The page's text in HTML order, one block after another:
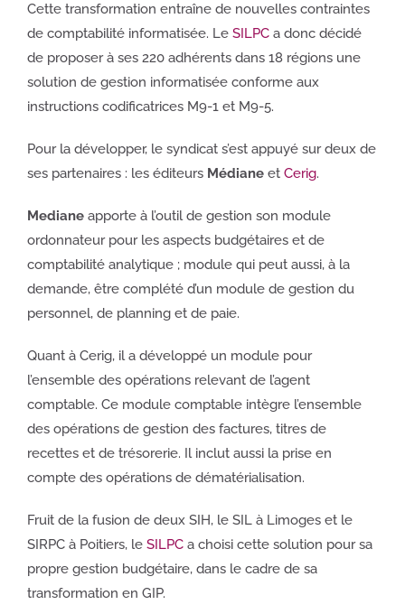
Cette transformation entraîne de nouvelles contraintes
de comptabilité informatisée. Le SILPC a donc décidé
de proposer à ses 220 adhérents dans 18 régions une
solution de gestion informatisée conforme aux
instructions codificatrices M9-1 et M9-5.
Pour la développer, le syndicat s’est appuyé sur deux de
ses partenaires : les éditeurs Médiane et Cerig.
Mediane apporte à l’outil de gestion son module
ordonnateur pour les aspects budgétaires et de
comptabilité analytique ; module qui peut aussi, à la
demande, être complété d’un module de gestion du
personnel, de planning et de paie.
Quant à Cerig, il a développé un module pour
l’ensemble des opérations relevant de l’agent
comptable. Ce module comptable intègre l’ensemble
des opérations de gestion des factures, titres de
recettes et de trésorerie. Il inclut aussi la prise en
compte des opérations de dématérialisation.
Fruit de la fusion de deux SIH, le SIL à Limoges et le
SIRPC à Poitiers, le SILPC a choisi cette solution pour sa
propre gestion budgétaire, dans le cadre de sa
transformation en GIP.